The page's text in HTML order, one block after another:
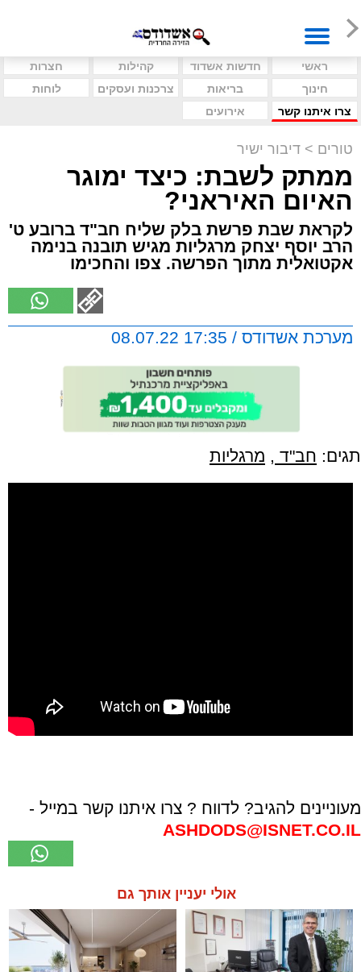
ראשי חדשות אשדוד קהילות
חצרות
חינוך
בריאות צרכנות ועסקים
לוחות
צרו איתנו קשר
אירועים
טורים > דיבור ישיר
ממתק לשבת: כיצד ימוגר
האיום האיראני?
לקראת שבת פרשת בלק שליח חב"ד ברובע ט'
הרב יוסף יצחק מרגליות מגיש תובנה בנימה
אקטואלית מתוך הפרשה. צפו והחכימו
מערכת אשדודס / 17:35 08.07.22
תגים: חב"ד , מרגליות
מעוניינים להגיב? לדווח ? צרו איתנו קשר במייל -
ASHDODS@ISNET.CO.IL
אולי יעניין אותך גם